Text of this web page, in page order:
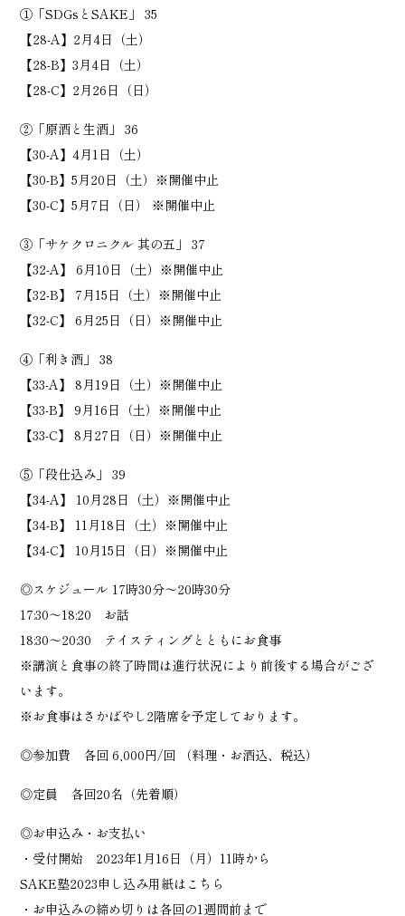
①「SDGsとSAKE」 35
【28-A】2月4日（土）
【28-B】3月4日（土）
【28-C】2月26日（日）
②「原酒と生酒」 36
【30-A】4月1日（土）
【30-B】5月20日（土）※開催中止
【30-C】5月7日（日） ※開催中止
③「サケクロニクル 其の五」 37
【32-A】 6月10日（土）※開催中止
【32-B】 7月15日（土）※開催中止
【32-C】 6月25日（日）※開催中止
④「利き酒」 38
【33-A】 8月19日（土）※開催中止
【33-B】 9月16日（土）※開催中止
【33-C】 8月27日（日）※開催中止
⑤「段仕込み」 39
【34-A】 10月28日（土）※開催中止
【34-B】 11月18日（土）※開催中止
【34-C】 10月15日（日）※開催中止
◎スケジュール 17時30分～20時30分
17:30～18:20 お話
18:30～20:30 テイスティングとともにお食事
※講演と食事の終了時間は進行状況により前後する場合がござ
います。
※お食事はさかばやし2階席を予定しております。
◎参加費 各回 6,000円/回 （料理・お酒込、税込）
◎定員 各回20名（先着順）
◎お申込み・お支払い
・受付開始 2023年1月16日（月）11時から
SAKE塾2023申し込み用紙はこちら
・お申込みの締め切りは各回の1週間前まで